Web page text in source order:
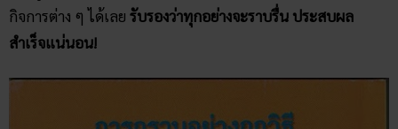
กิจการต่าง ๆ ได้เลย รับรองว่าทุกอย่างจะราบรื่น ประสบผล
สำเร็จแน่นอน!